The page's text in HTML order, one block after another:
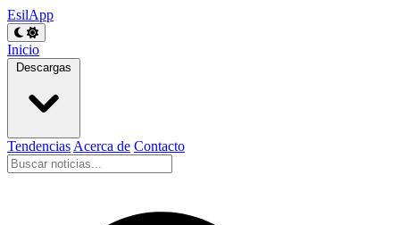
EsilApp
Inicio
Descargas
Tendencias Acerca de Contacto